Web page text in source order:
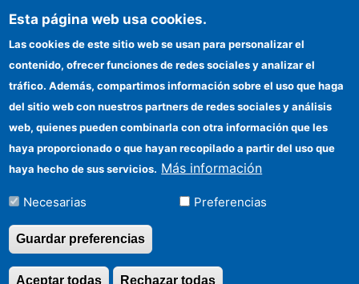
Instituto de Políticas y Bienes Públicos
IPP
Sede electrónica CSIC
Información para proveedores
Organismos financiadores
Cómo llegar
Esta página web usa cookies.
Las cookies de este sitio web se usan para personalizar el
contenido, ofrecer funciones de redes sociales y analizar el
tráfico. Además, compartimos información sobre el uso que haga
del sitio web con nuestros partners de redes sociales y análisis
web, quienes pueden combinarla con otra información que les
haya proporcionado o que hayan recopilado a partir del uso que
haya hecho de sus servicios. Más información
Necesarias Preferencias
Guardar preferencias
Rechazar todas
Aceptar todas